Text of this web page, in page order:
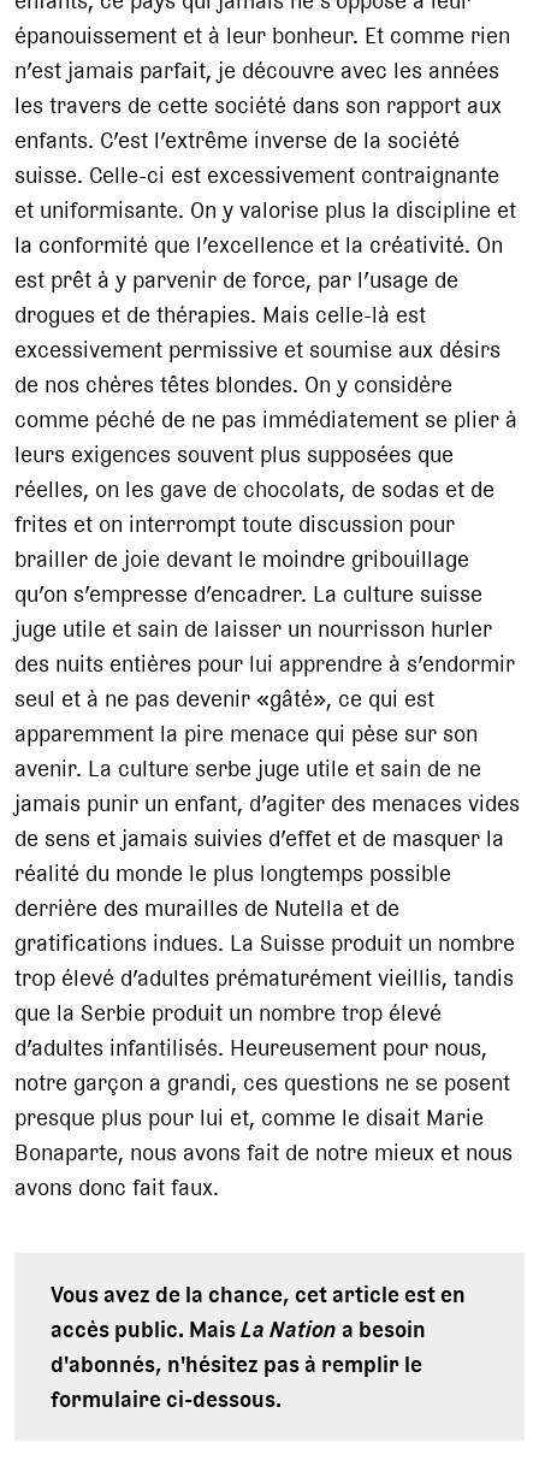
épanouissement et à leur bonheur. Et comme rien
n’est jamais parfait, je découvre avec les années
les travers de cette société dans son rapport aux
enfants. C’est l’extrême inverse de la société
suisse. Celle-ci est excessivement contraignante
et uniformisante. On y valorise plus la discipline et
la conformité que l’excellence et la créativité. On
est prêt à y parvenir de force, par l’usage de
drogues et de thérapies. Mais celle-là est
excessivement permissive et soumise aux désirs
de nos chères têtes blondes. On y considère
comme péché de ne pas immédiatement se plier à
leurs exigences souvent plus supposées que
réelles, on les gave de chocolats, de sodas et de
frites et on interrompt toute discussion pour
brailler de joie devant le moindre gribouillage
qu’on s’empresse d’encadrer. La culture suisse
juge utile et sain de laisser un nourrisson hurler
des nuits entières pour lui apprendre à s’endormir
seul et à ne pas devenir «gâté», ce qui est
apparemment la pire menace qui pèse sur son
avenir. La culture serbe juge utile et sain de ne
jamais punir un enfant, d’agiter des menaces vides
de sens et jamais suivies d’effet et de masquer la
réalité du monde le plus longtemps possible
derrière des murailles de Nutella et de
gratifications indues. La Suisse produit un nombre
trop élevé d’adultes prématurément vieillis, tandis
que la Serbie produit un nombre trop élevé
d’adultes infantilisés. Heureusement pour nous,
notre garçon a grandi, ces questions ne se posent
presque plus pour lui et, comme le disait Marie
Bonaparte, nous avons fait de notre mieux et nous
avons donc fait faux.
Vous avez de la chance, cet article est en
accès public. MaisLa Nationa besoin
d'abonnés, n'hésitez pas à remplir le
formulaire ci-dessous.